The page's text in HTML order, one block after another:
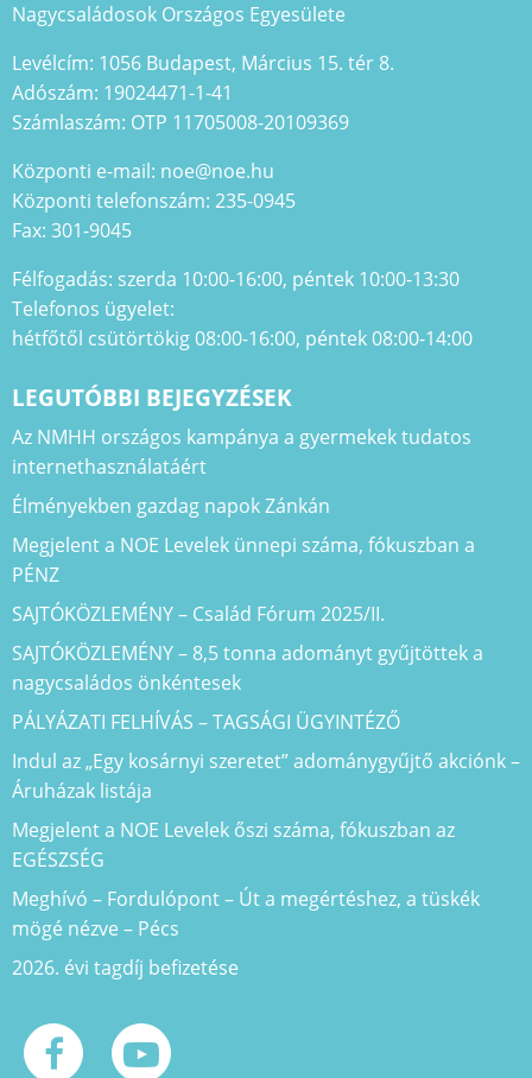
Nagycsaládosok Országos Egyesülete
Levélcím: 1056 Budapest, Március 15. tér 8.
Adószám: 19024471-1-41
Számlaszám: OTP 11705008-20109369
Központi e-mail: noe@noe.hu
Központi telefonszám: 235-0945
Fax: 301-9045
Félfogadás: szerda 10:00-16:00, péntek 10:00-13:30
Telefonos ügyelet:
hétfőtől csütörtökig 08:00-16:00, péntek 08:00-14:00
LEGUTÓBBI BEJEGYZÉSEK
Az NMHH országos kampánya a gyermekek tudatos
internethasználatáért
Élményekben gazdag napok Zánkán
Megjelent a NOE Levelek ünnepi száma, fókuszban a
PÉNZ
SAJTÓKÖZLEMÉNY – Család Fórum 2025/II.
SAJTÓKÖZLEMÉNY – 8,5 tonna adományt gyűjtöttek a
nagycsaládos önkéntesek
PÁLYÁZATI FELHÍVÁS – TAGSÁGI ÜGYINTÉZŐ
Indul az „Egy kosárnyi szeretet” adománygyűjtő akciónk –
Áruházak listája
Megjelent a NOE Levelek őszi száma, fókuszban az
EGÉSZSÉG
Meghívó – Fordulópont – Út a megértéshez, a tüskék
mögé nézve – Pécs
2026. évi tagdíj befizetése